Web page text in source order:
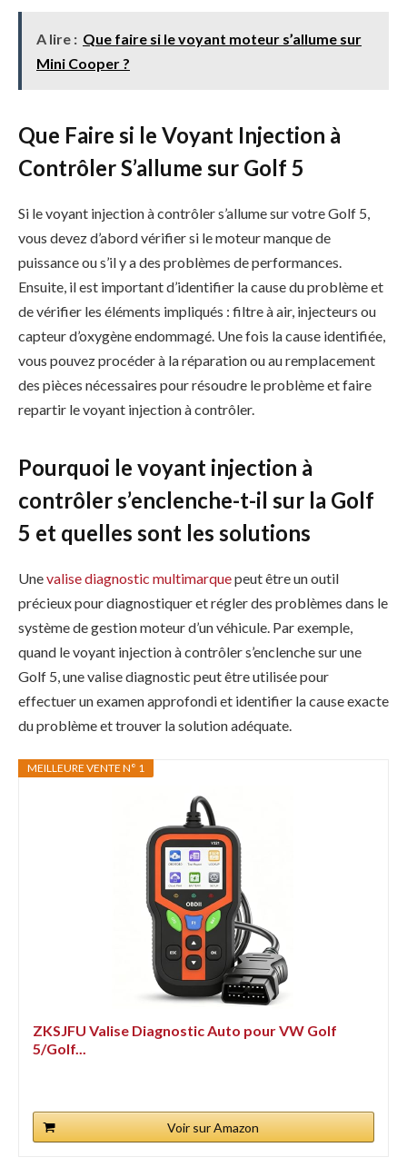
A lire : Que faire si le voyant moteur s’allume sur
Mini Cooper ?
Que Faire si le Voyant Injection à
Contrôler S’allume sur Golf 5
Si le voyant injection à contrôler s’allume sur votre Golf 5,
vous devez d’abord vérifier si le moteur manque de
puissance ou s’il y a des problèmes de performances.
Ensuite, il est important d’identifier la cause du problème et
de vérifier les éléments impliqués : filtre à air, injecteurs ou
capteur d’oxygène endommagé. Une fois la cause identifiée,
vous pouvez procéder à la réparation ou au remplacement
des pièces nécessaires pour résoudre le problème et faire
repartir le voyant injection à contrôler.
Pourquoi le voyant injection à
contrôler s’enclenche-t-il sur la Golf
5 et quelles sont les solutions
Unevalise diagnostic multimarquepeut être un outil
précieux pour diagnostiquer et régler des problèmes dans le
système de gestion moteur d’un véhicule. Par exemple,
quand le voyant injection à contrôler s’enclenche sur une
Golf 5, une valise diagnostic peut être utilisée pour
effectuer un examen approfondi et identifier la cause exacte
du problème et trouver la solution adéquate.
MEILLEURE VENTE N° 1
ZKSJFU Valise Diagnostic Auto pour VW Golf
5/Golf...
Voir sur Amazon